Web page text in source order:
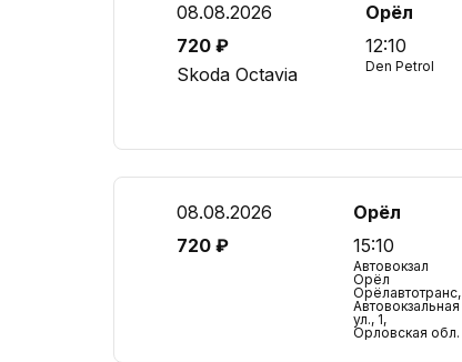
08.08.2026
720 ₽
Skoda Octavia
Орёл
12:10
Den Petrol
08.08.2026
720 ₽
Орёл
15:10
Автовокзал
Орёл
Орёлавтотранс,
Автовокзальная
ул., 1,
Орловская обл.